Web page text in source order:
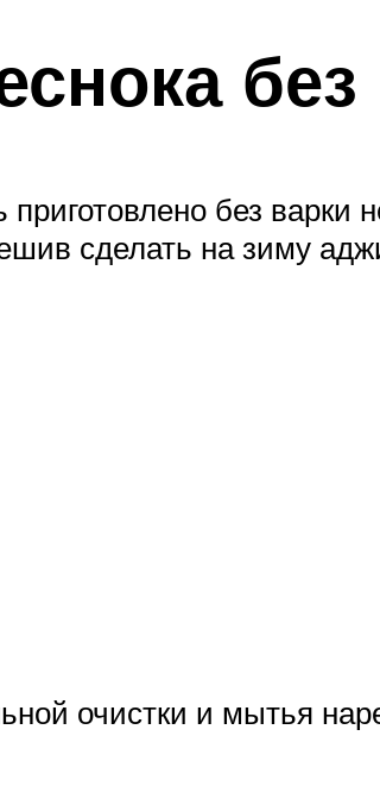
без
без варки
сделать на зиму
очистки и мытья